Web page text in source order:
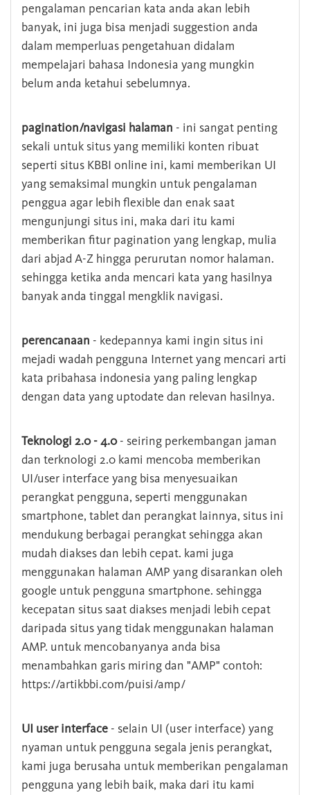
pengalaman pencarian kata anda akan lebih
banyak, ini juga bisa menjadi suggestion anda
dalam memperluas pengetahuan didalam
mempelajari bahasa Indonesia yang mungkin
belum anda ketahui sebelumnya.
pagination/navigasi halaman - ini sangat penting
sekali untuk situs yang memiliki konten ribuat
seperti situs KBBI online ini, kami memberikan UI
yang semaksimal mungkin untuk pengalaman
penggua agar lebih flexible dan enak saat
mengunjungi situs ini, maka dari itu kami
memberikan fitur pagination yang lengkap, mulia
dari abjad A-Z hingga perurutan nomor halaman.
sehingga ketika anda mencari kata yang hasilnya
banyak anda tinggal mengklik navigasi.
perencanaan - kedepannya kami ingin situs ini
mejadi wadah pengguna Internet yang mencari arti
kata pribahasa indonesia yang paling lengkap
dengan data yang uptodate dan relevan hasilnya.
Teknologi 2.0 - 4.0- seiring perkembangan jaman
dan terknologi 2.0 kami mencoba memberikan
UI/user interface yang bisa menyesuaikan
perangkat pengguna, seperti menggunakan
smartphone, tablet dan perangkat lainnya, situs ini
mendukung berbagai perangkat sehingga akan
mudah diakses dan lebih cepat. kami juga
menggunakan halaman AMP yang disarankan oleh
google untuk pengguna smartphone. sehingga
kecepatan situs saat diakses menjadi lebih cepat
daripada situs yang tidak menggunakan halaman
AMP. untuk mencobanyanya anda bisa
menambahkan garis miring dan "AMP" contoh:
https://artikbbi.com/puisi/amp/
UI user interface - selain UI (user interface) yang
nyaman untuk pengguna segala jenis perangkat,
kami juga berusaha untuk memberikan pengalaman
pengguna yang lebih baik, maka dari itu kami